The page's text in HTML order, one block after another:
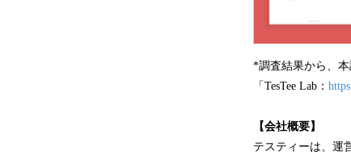
*調査結果から、
「TesTee Lab：
【会社概要】
テスティーは、運